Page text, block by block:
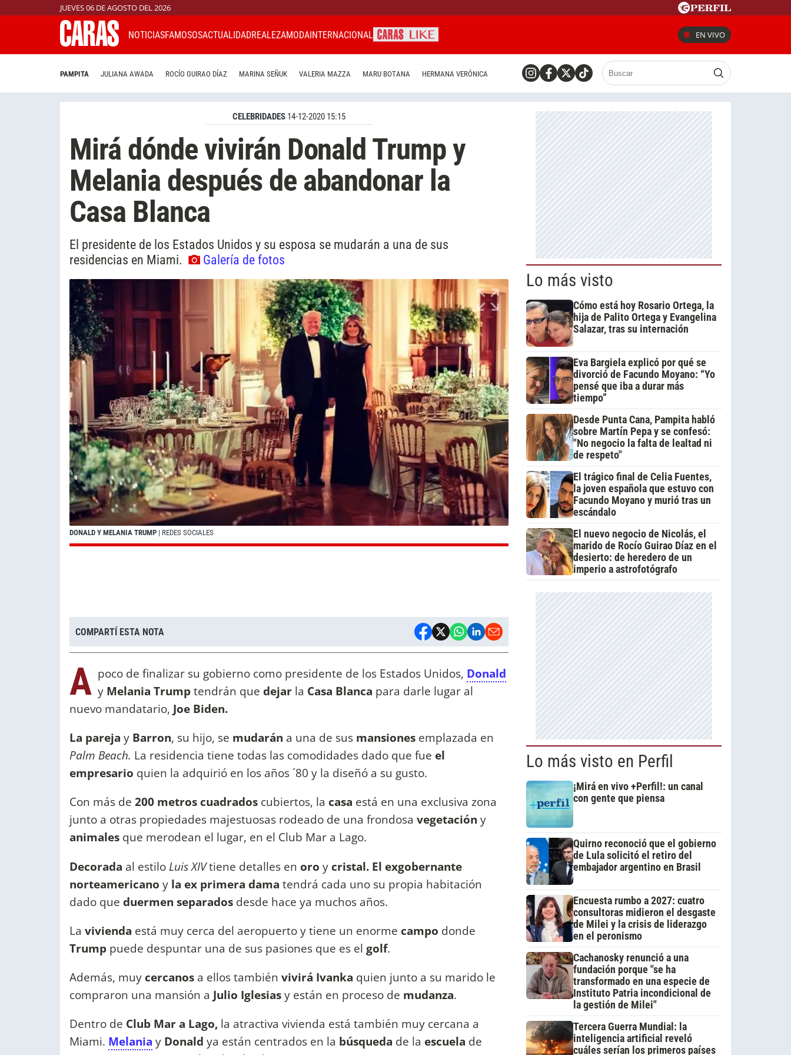
JUEVES 06 DE AGOSTO DEL 2026
NOTICIASFAMOSOSACTUALIDADREALEZAMODAINTERNACIONAL EN VIVO
PAMPITA JULIANA AWADA ROCÍO GUIRAO DÍAZ MARINA SEÑUK VALERIA MAZZA MARU BOTANA HERMANA VERÓNICA
CELEBRIDADES 14-12-2020 15:15
Mirá dónde vivirán Donald Trump y
Melania después de abandonar la
Casa Blanca
El presidente de los Estados Unidos y su esposa se mudarán a una de sus
residencias en Miami.
Galería de fotos
DONALD Y MELANIA TRUMP | REDES SOCIALES
COMPARTÍ ESTA NOTA
A poco de finalizar su gobierno como presidente de los Estados Unidos, Donald
y Melania Trumptendrán que dejar la Casa Blanca para darle lugar al
nuevo mandatario, Joe Biden.
La pareja y Barron, su hijo, se mudarán a una de sus mansiones emplazada en
Palm Beach. La residencia tiene todas las comodidades dado que fue el
empresario quien la adquirió en los años ´80 y la diseñó a su gusto.
Con más de 200 metros cuadrados cubiertos, la casa está en una exclusiva zona
junto a otras propiedades majestuosas rodeado de una frondosa vegetación y
animales que merodean el lugar, en el Club Mar a Lago.
Decorada al estilo Luis XIVtiene detalles en oro y cristal. El exgobernante
norteamericano y la ex primera dama tendrá cada uno su propia habitación
dado que duermen separados desde hace ya muchos años.
La vivienda está muy cerca del aeropuerto y tiene un enorme campo donde
Trump puede despuntar una de sus pasiones que es el golf.
Además, muy cercanos a ellos también vivirá Ivanka quien junto a su marido le
compraron una mansión a Julio Iglesiasy están en proceso de mudanza.
Dentro de Club Mar a Lago, la atractiva vivienda está también muy cercana a
Miami. Melania y Donald ya están centrados en la búsqueda de la escuela de
Lo más visto
Cómo está hoy Rosario Ortega, la
hija de Palito Ortega y Evangelina
Salazar, tras su internación
Eva Bargiela explicó por qué se
divorció de Facundo Moyano: “Yo
pensé que iba a durar más
tiempo”
Desde Punta Cana, Pampita habló
sobre Martín Pepa y se confesó:
"No negocio la falta de lealtad ni
de respeto"
El trágico final de Celia Fuentes,
la joven española que estuvo con
Facundo Moyano y murió tras un
escándalo
El nuevo negocio de Nicolás, el
marido de Rocío Guirao Díaz en el
desierto: de heredero de un
imperio a astrofotógrafo
Lo más visto en Perfil
¡Mirá en vivo +Perfil!: un canal
con gente que piensa
Quirno reconoció que el gobierno
de Lula solicitó el retiro del
embajador argentino en Brasil
Encuesta rumbo a 2027: cuatro
consultoras midieron el desgaste
de Milei y la crisis de liderazgo
en el peronismo
Cachanosky renunció a una
fundación porque "se ha
transformado en una especie de
Instituto Patria incondicional de
la gestión de Milei"
Tercera Guerra Mundial: la
inteligencia artificial reveló
cuáles serían los primeros países